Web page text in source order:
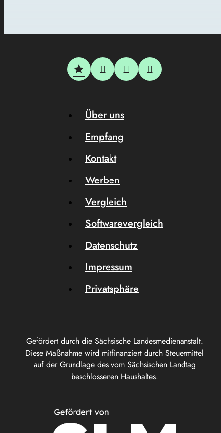
Gefördert durch die Sächsische Landesmedienanstalt.
Diese Maßnahme wird mitfinanziert durch Steuermittel
auf der Grundlage des vom Sächsischen Landtag
beschlossenen Haushaltes.
Über uns
Empfang
Kontakt
Werben
Vergleich
Softwarevergleich
Datenschutz
Impressum
Privatsphäre